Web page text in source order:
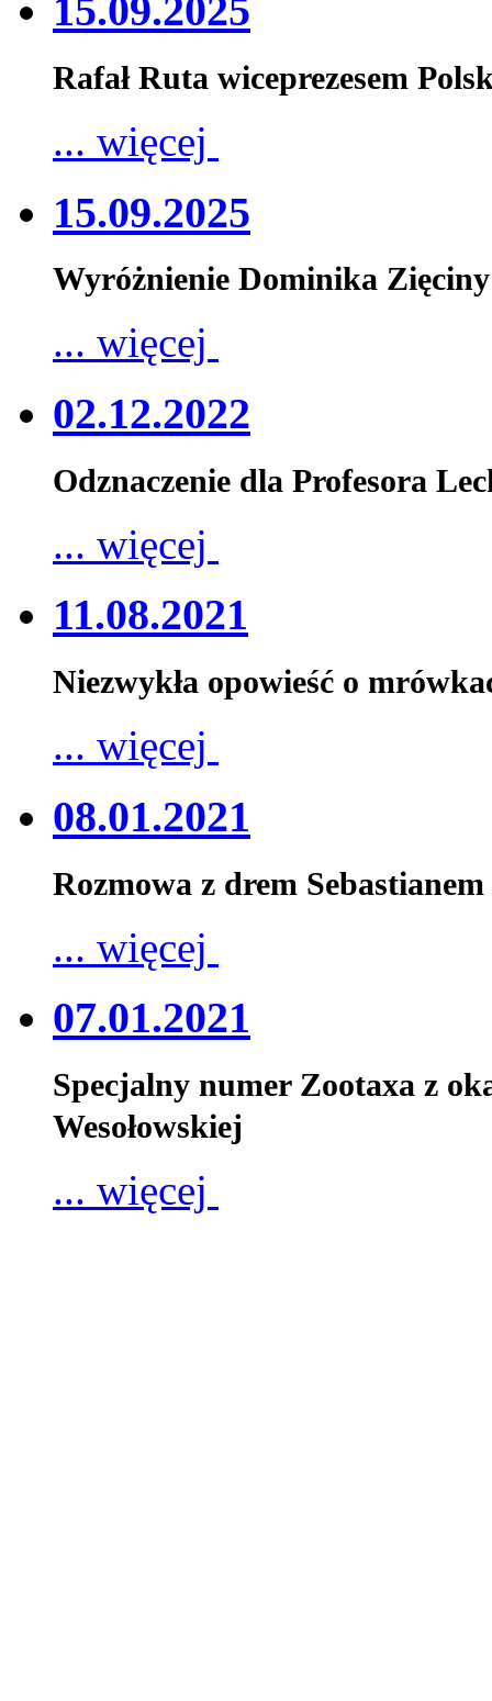
15.09.2025
Rafał Ruta wiceprezesem
... więcej
15.09.2025
Wyróżnienie Dominika Zięciny
... więcej
02.12.2022
Odznaczenie dla Profesora
... więcej
11.08.2021
Niezwykła opowieść o
... więcej
08.01.2021
Rozmowa z drem
... więcej
07.01.2021
Specjalny numer Zootaxa z
Wesołowskiej
... więcej